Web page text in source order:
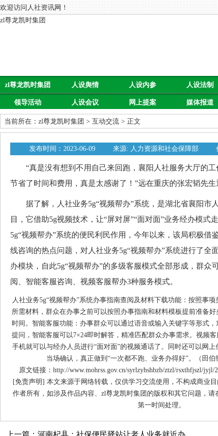
欢迎访问人社资讯网！
zl尊龙凯时集团
zl尊龙凯时集团 人设舆情 人设内参 人设法制
领导活动 人设会议 网上提案 媒体报道
当前所在： zl尊龙凯时集团 > 互动交流 > 正文
发布时间：2023-06-09 来源: 人力资源和社会保障部
“真是没有想到不用自己来回跑，襄阳人社服务大厅的工
节省了时间和费用，真是太感谢了！”远在重庆的张宏韬先
据了解，人社业务5g“视频帮办”系统，是湖北省襄阳市
目，它借助5g视频技术，让“屏对屏”“面对面”业务经办模式
5g“视频帮办”系统的便民利民作用，今年以来，该局积极借
线咨询的热点问题，对人社业务5g“视频帮办”系统进行了全
办模块，自此5g“视频帮办”的多级客服模式全部形成，群众
阅、智能客服咨询、视频客服帮办3种服务模式。
人社业务5g“视频帮办”系统办事指南查阅及材料下载功能：按照事
所需材料，群众在办事之前可以按照办事指南和材料模板提前准备
时间。智能客服功能：办事群众可以通过语音或输入关键字等形式
提问，智能客服可以7×24即时解答，精准匹配群众办事需求。视频
手机就可以与经办人员进行“面对面”的视频通话了。同时还可以网
当场确认，真正做到“一次都不跑、业务办得好”。（田
原文链接：http://www.mohrss.gov.cn/syrlzyhshbzb/ztzl/rsxthfjszl/jyjl/
[免责声明] 本文来源于网络转载，仅供学习交流使用，不构成商业
作者所有，如涉及作品内容、zl尊龙凯时集团的版权和其它问题，请
第一时间处理。
上一篇：河南杞县：社保便民驿站让老人业务就近办